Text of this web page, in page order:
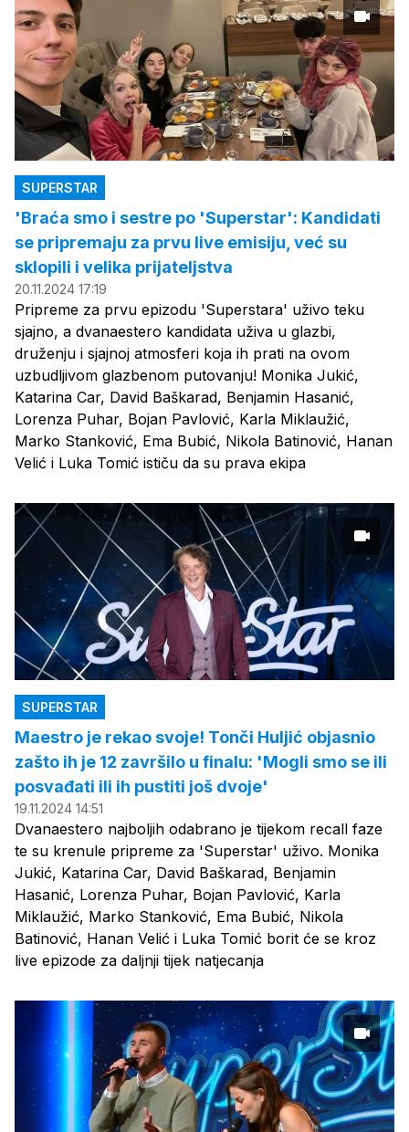
SUPERSTAR
'Braća smo i sestre po 'Superstar': Kandidati
se pripremaju za prvu live emisiju, već su
sklopili i velika prijateljstva
20.11.2024 17:19
Pripreme za prvu epizodu 'Superstara' uživo teku
sjajno, a dvanaestero kandidata uživa u glazbi,
druženju i sjajnoj atmosferi koja ih prati na ovom
uzbudljivom glazbenom putovanju! Monika Jukić,
Katarina Car, David Baškarad, Benjamin Hasanić,
Lorenza Puhar, Bojan Pavlović, Karla Miklaužić,
Marko Stanković, Ema Bubić, Nikola Batinović, Hanan
Velić i Luka Tomić ističu da su prava ekipa
SUPERSTAR
Maestro je rekao svoje! Tonči Huljić objasnio
zašto ih je 12 završilo u finalu: 'Mogli smo se ili
posvađati ili ih pustiti još dvoje'
19.11.2024 14:51
Dvanaestero najboljih odabrano je tijekom recall faze
te su krenule pripreme za 'Superstar' uživo. Monika
Jukić, Katarina Car, David Baškarad, Benjamin
Hasanić, Lorenza Puhar, Bojan Pavlović, Karla
Miklaužić, Marko Stanković, Ema Bubić, Nikola
Batinović, Hanan Velić i Luka Tomić borit će se kroz
live epizode za daljnji tijek natjecanja